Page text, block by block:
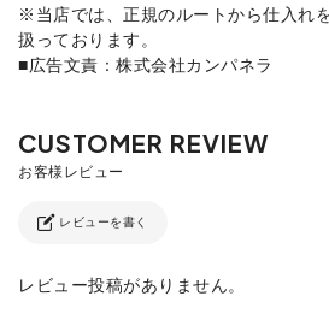
※当店では、正規のルートから仕入れ
扱っております。
■広告文責：株式会社カンパネラ
レビューを書く
レビュー投稿がありません。